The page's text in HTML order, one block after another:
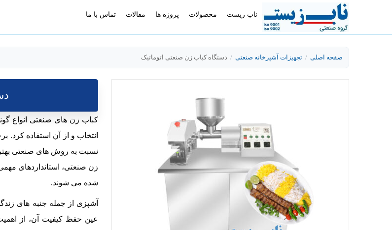
ناب زیست محصولات پروژه ها مقالات تماس با ما
صفحه اصلی / تجهیزات آشپزخانه صنعتی / دستگاه کباب زن صنعتی اتوماتیک
کباب زن های صنعتی انواع
انتخاب و از آن استفاده
نسبت به روش های صنعتی
زن صنعتی، استانداردهای
شده می شوند.
آشپزی از جمله جنبه های
عین حفظ کیفیت آن، از